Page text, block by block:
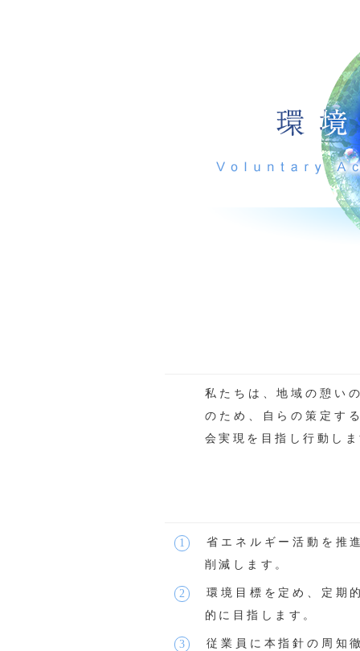
私たちは、地域の憩い
のため、自らの策定す
会実現を目指し行動し
省エネルギー活動を推
削減します。
環境目標を定め、定期
的に目指します。
従業員に本指針の周知